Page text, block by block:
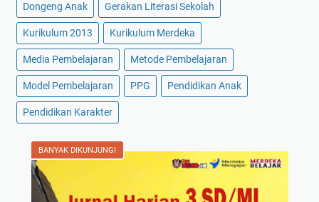
Dongeng Anak Gerakan Literasi Sekolah
Kurikulum 2013 Kurikulum Merdeka
Media Pembelajaran Metode Pembelajaran
Model Pembelajaran PPG Pendidikan Anak
Pendidikan Karakter
BANYAK DIKUNJUNGI